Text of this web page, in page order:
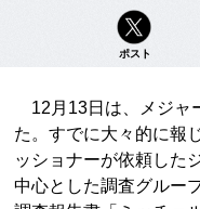
ポスト
12月13日は、メジャ
た。すでに大々的に報
ッショナーが依頼した
中心とした調査グルー